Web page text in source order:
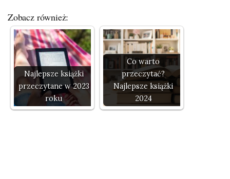
Zobacz również:
Najlepsze książki
przeczytane w 2023
roku
Co warto
przeczytać?
Najlepsze książki
2024